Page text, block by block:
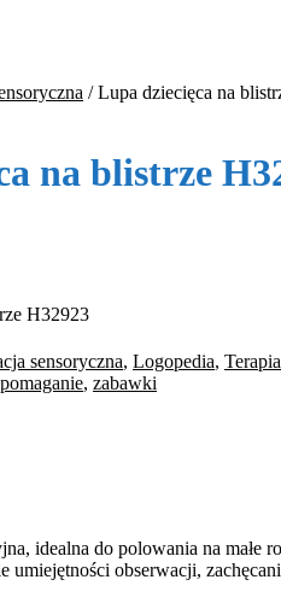
/Lupa dziecięca na
na blistrze
H32923
sensoryczna, Logopedia,
, zabawki
idealna do polowania na
umiejętności obserwacji,